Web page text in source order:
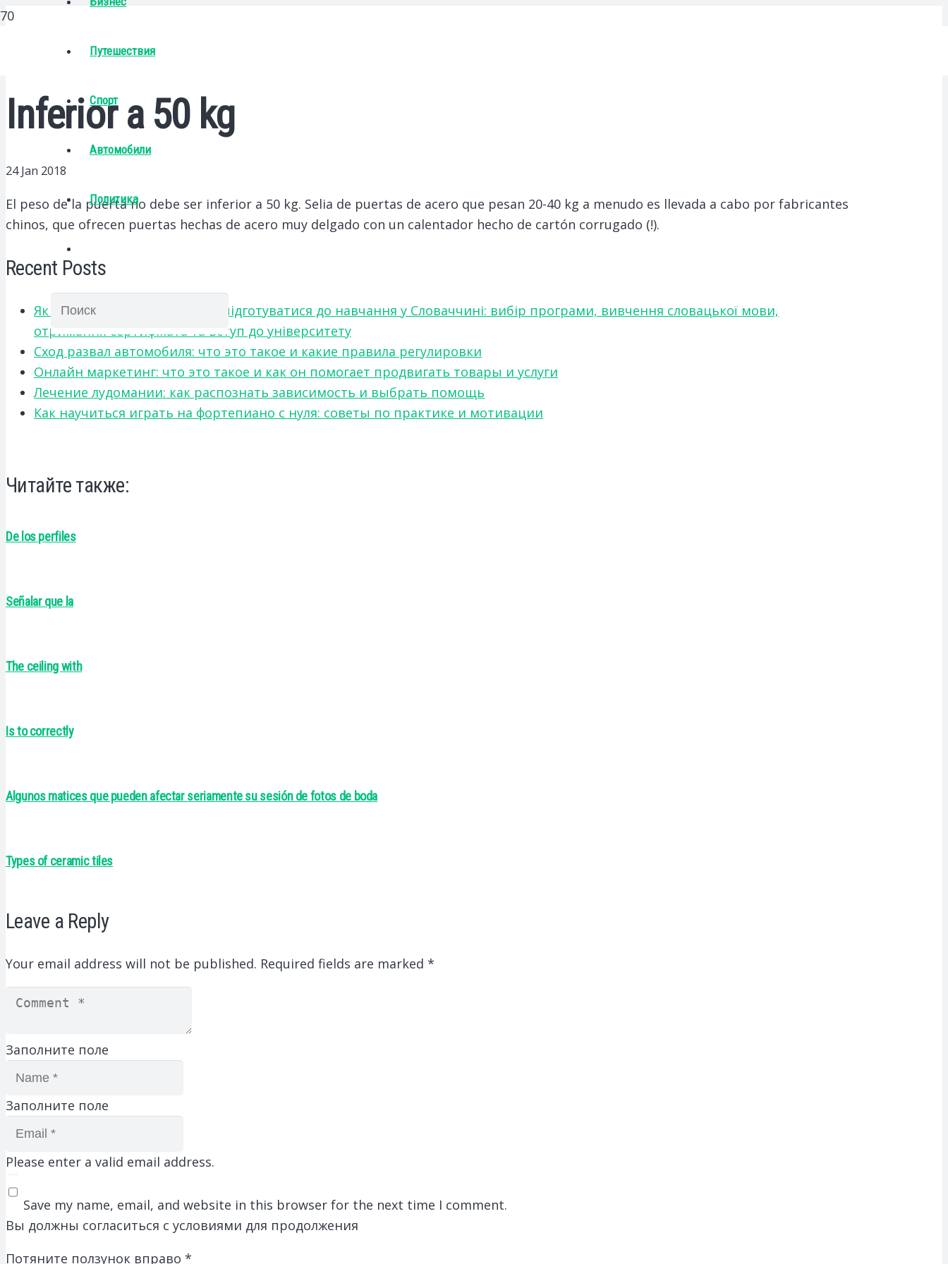
Путешествия
Спорт
Автомобили
Политика
Inferior a 50 kg
24 Jan 2018
El peso de la puerta no debe ser inferior a 50 kg. Selia de puertas de acero que pesan 20-40 kg a menudo es llevada a cabo por fabricantes
chinos, que ofrecen puertas hechas de acero muy delgado con un calentador hecho de cartón corrugado (!).
Recent Posts
Як українським абітурієнтам підготуватися до навчання у Словаччині: вибір програми, вивчення словацької мови,
отримання сертифіката та вступ до університету
Сход развал автомобиля: что это такое и какие правила регулировки
Онлайн маркетинг: что это такое и как он помогает продвигать товары и услуги
Лечение лудомании: как распознать зависимость и выбрать помощь
Как научиться играть на фортепиано с нуля: советы по практике и мотивации
Читайте также:
De los perfiles
Señalar que la
The ceiling with
Is to correctly
Algunos matices que pueden afectar seriamente su sesión de fotos de boda
Types of ceramic tiles
Leave a Reply
Your email address will not be published. Required fields are marked *
Заполните поле
Заполните поле
Please enter a valid email address.
Save my name, email, and website in this browser for the next time I comment.
Вы должны согласиться с условиями для продолжения
Потяните ползунок вправо *